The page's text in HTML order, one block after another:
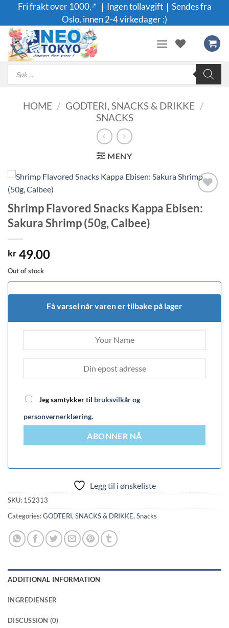
content
Fri frakt over 1000,-* ｜Ingen tollavgift｜Sendes fra
Oslo, innen 2-4 virkedager :)
Products
search
HOME / GODTERI, SNACKS & DRIKKE /
SNACKS
MENY
ønskeliste
Shrimp Flavored Snacks Kappa Ebisen:
Sakura Shrimp (50g, Calbee)
kr 49.00
Out of stock
Få varsel når varen er tilbake på lager
Jeg samtykker til bruksvilkår og
personvernerklæring.
ABONNER NÅ
Legg til i ønskeliste
SKU: 152313
Categories:GODTERI, SNACKS & DRIKKE, Snacks
ADDITIONAL INFORMATION
INGREDIENSER
DISCUSSION (0)